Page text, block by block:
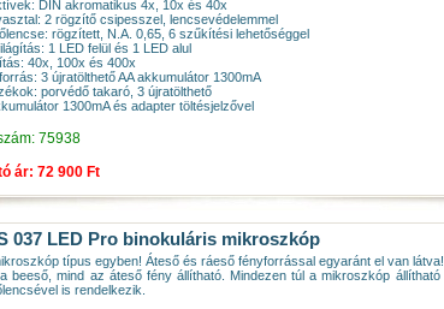
DIN akromatikus 4x, 10x és 40x
2 rögzítő csipesszel, lencsevédelemmel
rögzített, N.A. 0,65, 6 szűkítési lehetőséggel
1 LED felül és 1 LED alul
40x, 100x és 400x
3 újratölthető AA akkumulátor 1300mA
porvédő takaró, 3 újratölthető
1300mA és adapter töltésjelzővel
75938
ár: 72 900 Ft
037 LED Pro binokuláris mikroszkóp
típus egyben! Áteső és ráeső fényforrással egyaránt el van látva!
beeső, mind az áteső fény állítható. Mindezen túl a mikroszkóp
is rendelkezik.